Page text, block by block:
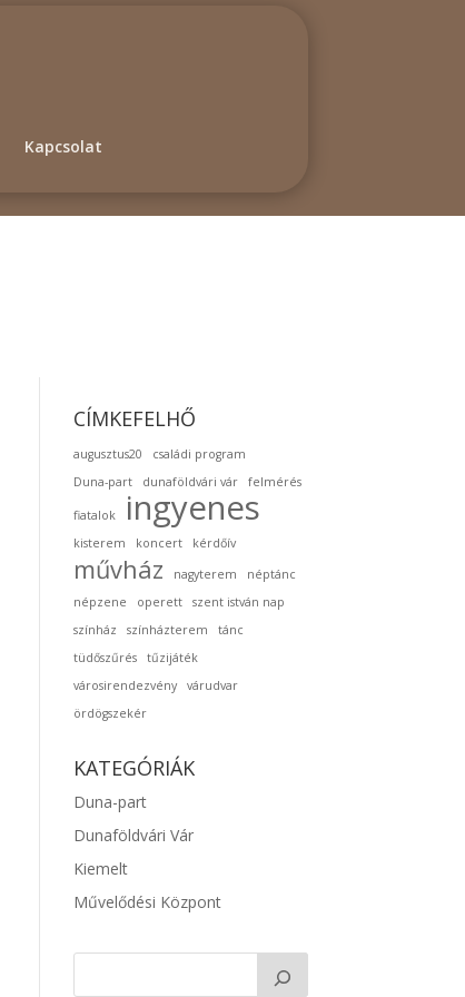
Kapcsolat
CÍMKEFELHŐ
augusztus20
családi program
Duna-part
dunaföldvári vár felmérés
fiatalok ingyenes
kisterem koncert kérdőív
művház nagyterem
néptánc
népzene
operett
szent istván nap
színház
színházterem
tánc
tüdőszűrés
tűzijáték
városirendezvény
várudvar
ördögszekér
KATEGÓRIÁK
Duna-part
Dunaföldvári Vár
Kiemelt
Művelődési Központ